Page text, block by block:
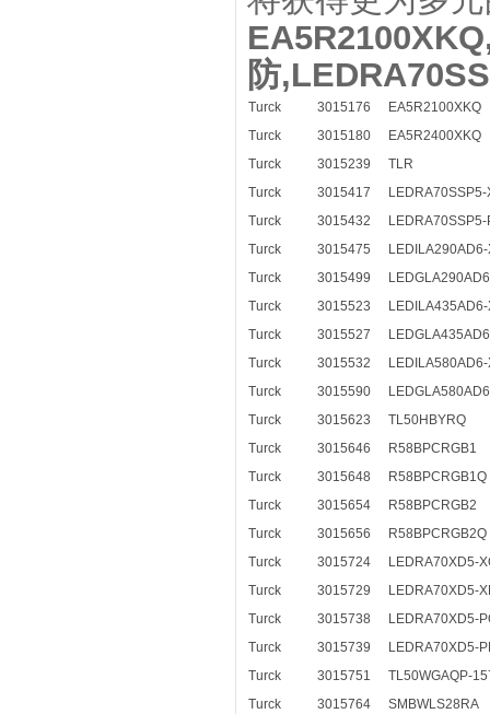
防
Turck 3015176
EA5R2100XKQ
Turck
3015180
EA5R2400XKQ
Turck
3015239
TLR
Turck
3015417
LEDRA70SSP5-
Turck
3015432
LEDRA70SSP5-
Turck
3015475
LEDILA290AD6-
Turck
3015499
Turck
3015523
LEDILA435AD6-
Turck
3015527
Turck
3015532
LEDILA580AD6-
Turck
3015590
Turck
3015623
TL50HBYRQ
Turck
3015646
R58BPCRGB1
Turck
3015648
R58BPCRGB1Q
Turck
3015654
R58BPCRGB2
Turck
3015656
R58BPCRGB2Q
Turck
3015724
LEDRA70XD5-
Turck
3015729
LEDRA70XD5-
Turck
3015738
LEDRA70XD5-
Turck
3015739
LEDRA70XD5-
Turck
3015751
TL50WGAQP-
Turck
3015764
SMBWLS28RA